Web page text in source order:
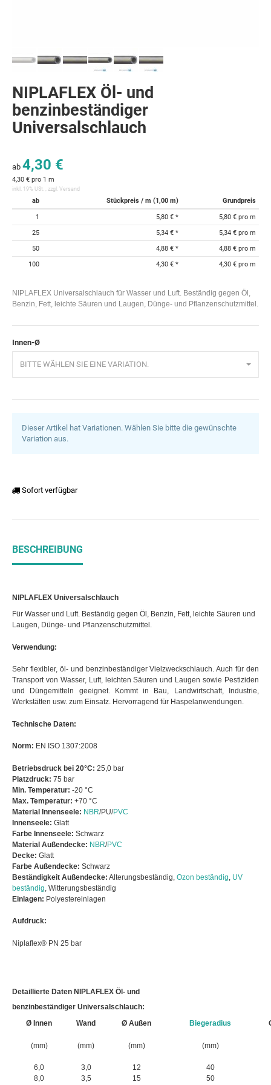
NIPLAFLEX Öl- und
benzinbeständiger
Universalschlauch
ab 4,30 €
4,30 € pro 1 m
inkl. 19% USt. , zzgl. Versand
ab Stückpreis / m (1,00 m) Grundpreis
1 5,80 € *
5,80 € pro m
25
5,34 € *
5,34 € pro m
50
4,88 € *
4,88 € pro m
100
4,30 € * 4,30 € pro m
NIPLAFLEX Universalschlauch für Wasser und Luft. Beständig gegen Öl,
Benzin, Fett, leichte Säuren und Laugen, Dünge- und Pflanzenschutzmittel.
Innen-Ø
BITTE WÄHLEN SIE EINE VARIATION.
Dieser Artikel hat Variationen. Wählen Sie bitte die gewünschte
Variation aus.
Sofort verfügbar
BESCHREIBUNG
NIPLAFLEX Universalschlauch
Für Wasser und Luft. Beständig gegen Öl, Benzin, Fett, leichte Säuren und
Laugen, Dünge- und Pflanzenschutzmittel.
Verwendung:
Sehr flexibler, öl- und benzinbeständiger Vielzweckschlauch. Auch für den
Transport von Wasser, Luft, leichten Säuren und Laugen sowie Pestiziden
und Düngemitteln geeignet. Kommt in Bau, Landwirtschaft, Industrie,
Werkstätten usw. zum Einsatz. Hervorragend für Haspelanwendungen.
Technische Daten:
Norm: EN ISO 1307:2008
Betriebsdruck bei 20°C: 25,0 bar
Platzdruck: 75 bar
Min. Temperatur: -20 °C
Max. Temperatur: +70 °C
Material Innenseele: NBR/PU/PVC
Innenseele: Glatt
Farbe Innenseele: Schwarz
Material Außendecke: NBR/PVC
Decke: Glatt
Farbe Außendecke: Schwarz
Beständigkeit Außendecke: Alterungsbeständig, Ozon beständig UV
beständig , Witterungsbeständig
Einlagen: Polyestereinlagen
Aufdruck:
Niplaflex® PN 25 bar
Detaillierte Daten NIPLAFLEX Öl- und
benzinbeständiger Universalschlauch:
Ø Innen
(mm)
Wand
(mm)
Ø Außen
(mm)
Biegeradius
(mm)
6,0 3,0 12
40
8,0
3,5 15 50